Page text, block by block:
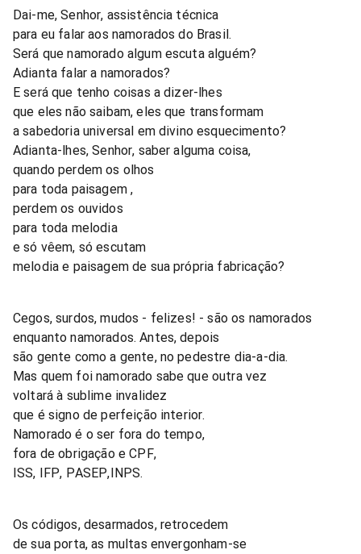
Dai-me, Senhor, assistência técnica
para eu falar aos namorados do Brasil.
Será que namorado algum escuta alguém?
Adianta falar a namorados?
E será que tenho coisas a dizer-lhes
que eles não saibam, eles que transformam
a sabedoria universal em divino esquecimento?
Adianta-lhes, Senhor, saber alguma coisa,
quando perdem os olhos
para toda paisagem ,
perdem os ouvidos
para toda melodia
e só vêem, só escutam
melodia e paisagem de sua própria fabricação?
Cegos, surdos, mudos - felizes! - são os namorados
enquanto namorados. Antes, depois
são gente como a gente, no pedestre dia-a-dia.
Mas quem foi namorado sabe que outra vez
voltará à sublime invalidez
que é signo de perfeição interior.
Namorado é o ser fora do tempo,
fora de obrigação e CPF,
ISS, IFP, PASEP,INPS.
Os códigos, desarmados, retrocedem
de sua porta, as multas envergonham-se